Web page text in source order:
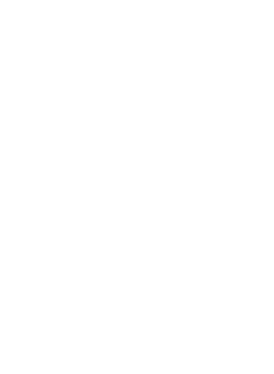
iletebilirsiniz.